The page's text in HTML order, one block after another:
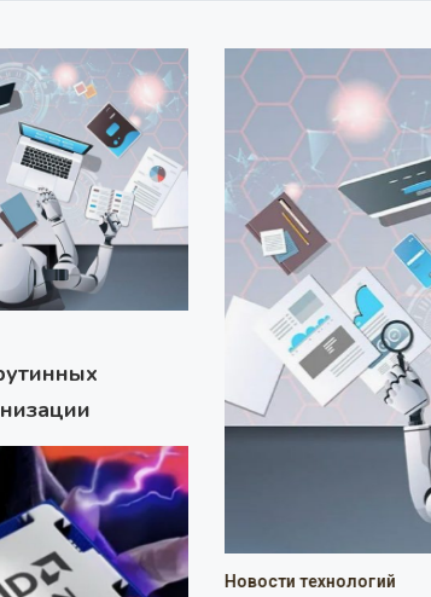
для
Новости технологий